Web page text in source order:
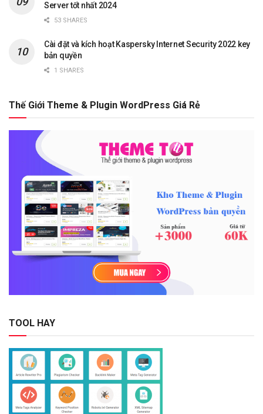
Server tốt nhất 2024
53 SHARES
Cài đặt và kích hoạt Kaspersky Internet Security 2022 key
bản quyền
1 SHARES
Thế Giới Theme & Plugin WordPress Giá Rẻ
TOOL HAY